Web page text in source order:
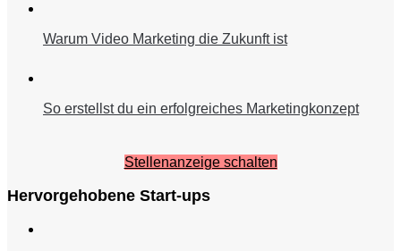
Warum Video Marketing die Zukunft ist
So erstellst du ein erfolgreiches Marketingkonzept
Stellenanzeige schalten
Hervorgehobene Start-ups